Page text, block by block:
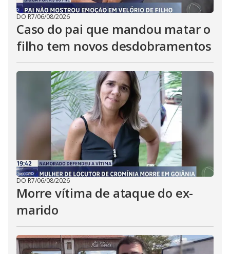
DO R7/06/08/2026
Caso do pai que mandou matar o
filho tem novos desdobramentos
DO R7/06/08/2026
Morre vítima de ataque do ex-
marido